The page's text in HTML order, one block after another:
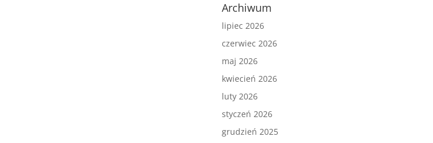
Archiwum
lipiec 2026
czerwiec 2026
maj 2026
kwiecień 2026
luty 2026
styczeń 2026
grudzień 2025